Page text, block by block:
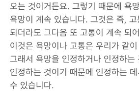
오는 것이거든요. 그렇기 때문에 욕
욕망이 계속 있습니다. 그것은 즉, 고
되더라도 그다음 또 고통이 계속 되
이것은 욕망이나 고통은 우리가 같
그래서 욕망을 인정하거나 인정하는
인정하는 것이기 때문에 인정하는
수 있습니다.